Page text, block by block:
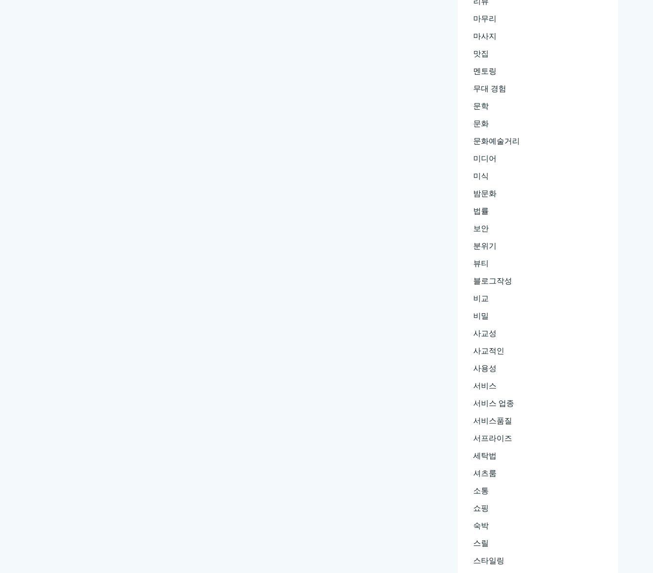
마무리
마사지
맛집
멘토링
무대 경험
문학
문화
문화예술거리
미디어
미식
밤문화
법률
보안
분위기
뷰티
블로그작성
비교
비밀
사교성
사교적인
사용성
서비스
서비스 업종
서비스품질
서프라이즈
세탁법
셔츠룸
소통
쇼핑
숙박
스릴
스타일링